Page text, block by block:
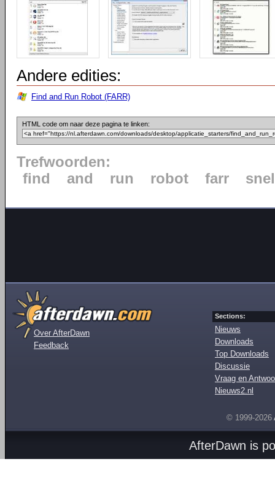
Andere edities:
Find and Run Robot (FARR)
HTML code om naar deze pagina te linken:
Trefwoorden:
find
and run robot farr
Over AfterDawn
Feedback
Sections:
Nieuws
Downloads
Top Downloads
Discussie
Vraag en
Nieuws2.nl
© 1999-2026
AfterDawn is